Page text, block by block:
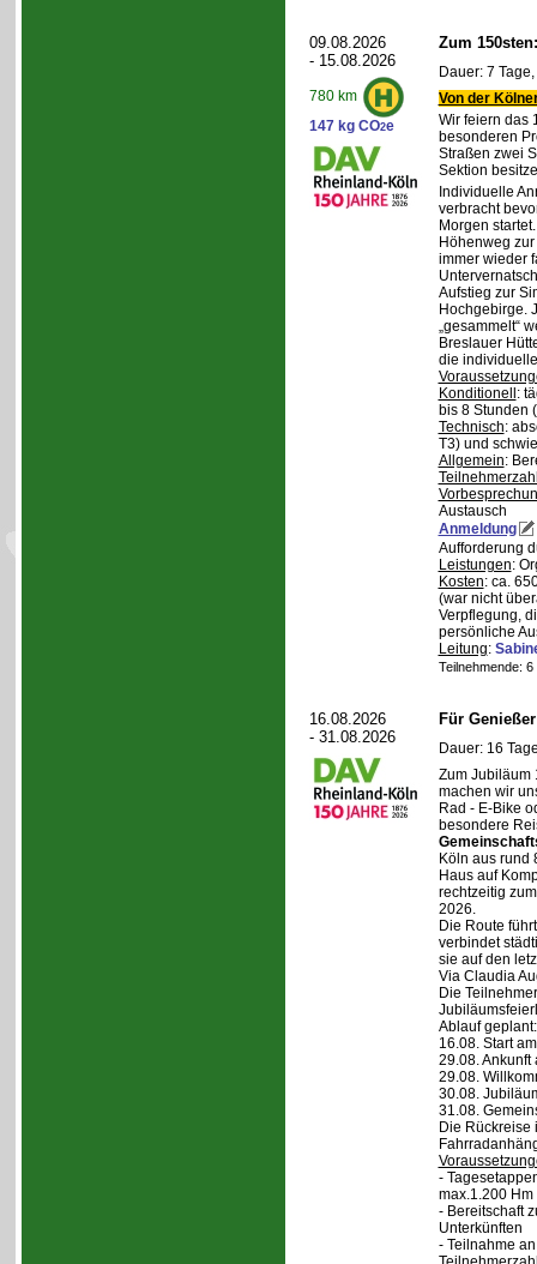
09.08.2026
- 15.08.2026
780 km
147 kg CO2e
Zum
Dauer: 7
Von der
Wir feiern das
besonderen
Straßen zwei
Sektion
Individuelle
verbracht
Morgen
Höhenweg
immer wieder
Aufstieg zur
Hochgebirge.
„gesammelt“
Breslauer
die
Konditionell :
bis 8 Stunden
Technisch:
T3) und
Allgemein:
Austausch
Anmeldung
Aufforderung
Leistungen:
Kosten: ca.
(war nicht
Verpflegung,
persönliche
Leitung:
Teilnehmende:
16.08.2026
- 31.08.2026
Für
Dauer: 16
Zum Jubiläum
machen wir
Rad - E-Bike
besondere
Köln aus rund
Haus auf
rechtzeitig
2026.
Die Route
verbindet
sie auf den
Via Claudia
Die
Ablauf geplant:
16.08. Start
29.08. Ankunft
29.08.
30.08.
31.08.
Die Rückreise
-
max.1.200 Hm
- Bereitschaft
Unterkünften
- Teilnahme